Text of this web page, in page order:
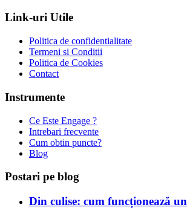
Link-uri Utile
Politica de confidentialitate
Termeni si Conditii
Politica de Cookies
Contact
Instrumente
Ce Este Engage ?
Intrebari frecvente
Cum obtin puncte?
Blog
Postari pe blog
Din culise: cum funcționează un